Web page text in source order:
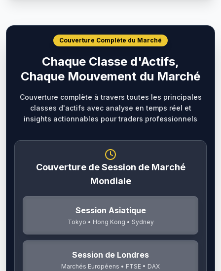
Couverture Complète du Marché
Chaque Classe d'Actifs,
Chaque Mouvement du Marché
Couverture complète à travers toutes les principales
classes d'actifs avec analyse en temps réel et
insights actionnables pour traders professionnels
Couverture de Session de Marché
Mondiale
Session Asiatique
Tokyo • Hong Kong • Sydney
Session de Londres
Marchés Européens • FTSE • DAX